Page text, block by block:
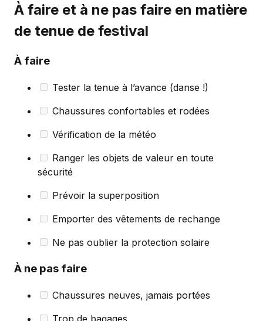
À faire et à ne pas faire en matière
de tenue de festival
À faire
Tester la tenue à l’avance (danse !)
Chaussures confortables et rodées
Vérification de la météo
Ranger les objets de valeur en toute
sécurité
Prévoir la superposition
Emporter des vêtements de rechange
Ne pas oublier la protection solaire
À ne pas faire
Chaussures neuves, jamais portées
Trop de bagages